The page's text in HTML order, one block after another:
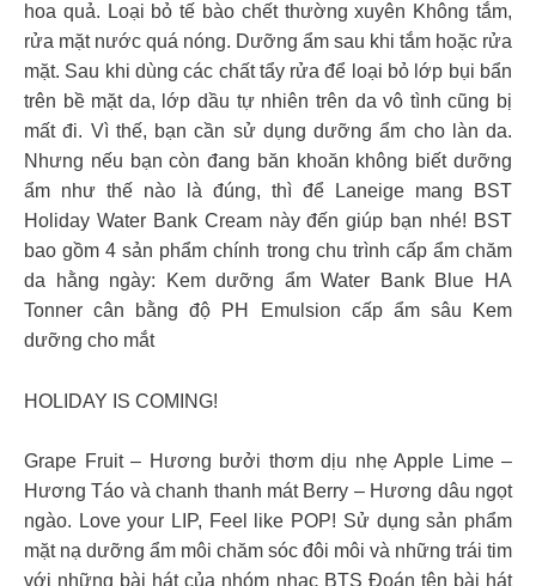
hoa quả. Loại bỏ tế bào chết thường xuyên Không tắm,
rửa mặt nước quá nóng. Dưỡng ẩm sau khi tắm hoặc rửa
mặt. Sau khi dùng các chất tẩy rửa để loại bỏ lớp bụi bẩn
trên bề mặt da, lớp dầu tự nhiên trên da vô tình cũng bị
mất đi. Vì thế, bạn cần sử dụng dưỡng ẩm cho làn da.
Nhưng nếu bạn còn đang băn khoăn không biết dưỡng
ẩm như thế nào là đúng, thì để Laneige mang BST
Holiday Water Bank Cream này đến giúp bạn nhé! BST
bao gồm 4 sản phẩm chính trong chu trình cấp ẩm chăm
da hằng ngày: Kem dưỡng ẩm Water Bank Blue HA
Tonner cân bằng độ PH Emulsion cấp ẩm sâu Kem
dưỡng cho mắt
HOLIDAY IS COMING!
Grape Fruit – Hương bưởi thơm dịu nhẹ Apple Lime –
Hương Táo và chanh thanh mát Berry – Hương dâu ngọt
ngào. Love your LIP, Feel like POP! Sử dụng sản phẩm
mặt nạ dưỡng ẩm môi chăm sóc đôi môi và những trái tim
với những bài hát của nhóm nhạc BTS Đoán tên bài hát